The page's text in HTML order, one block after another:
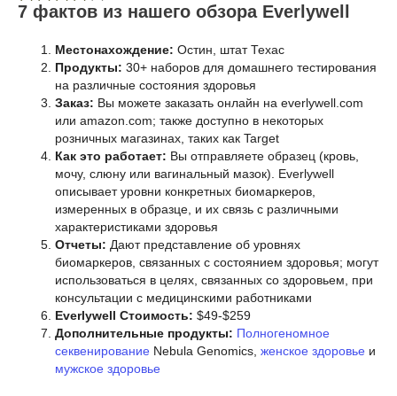
7 фактов из нашего обзора Everlywell
Местонахождение: Остин, штат Техас
Продукты: 30+ наборов для домашнего тестирования
на различные состояния здоровья
Заказ: Вы можете заказать онлайн на everlywell.com
или amazon.com; также доступно в некоторых
розничных магазинах, таких как Target
Как это работает: Вы отправляете образец (кровь,
мочу, слюну или вагинальный мазок). Everlywell
описывает уровни конкретных биомаркеров,
измеренных в образце, и их связь с различными
характеристиками здоровья
Отчеты: Дают представление об уровнях
биомаркеров, связанных с состоянием здоровья; могут
использоваться в целях, связанных со здоровьем, при
консультации с медицинскими работниками
Everlywell Стоимость: $49-$259
Дополнительные продукты: Полногеномное
секвенирование Nebula Genomics, женское здоровье и
мужское здоровье